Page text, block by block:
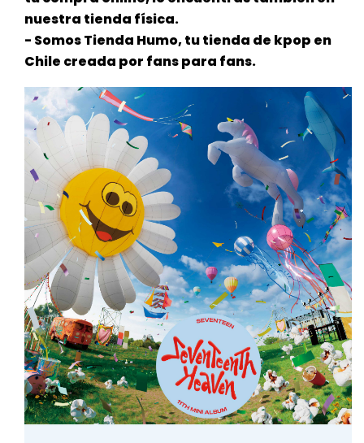
nuestra tienda física.
- Somos Tienda Humo, tu tienda de kpop en
Chile creada por fans para fans.